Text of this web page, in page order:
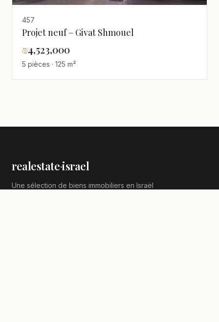
457
Projet neuf – Givat Shmouel
₪4,523,000
5 pièces · 125 m²
realestate·israel
Une sélection de biens immobiliers en Israël